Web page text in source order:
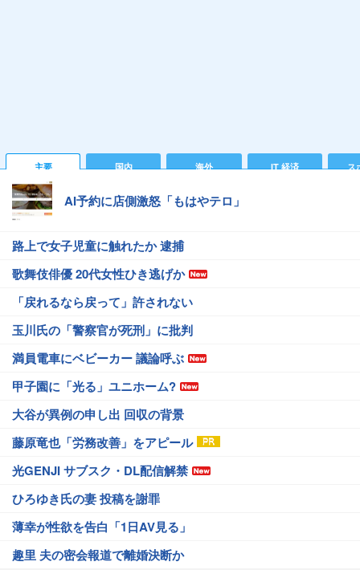
主要 国内 海外 IT 経済 ス
AI予約に店側激怒「もはやテロ」
路上で女子児童に触れたか 逮捕
歌舞伎俳優 20代女性ひき逃げか
「戻れるなら戻って」許されない
玉川氏の「警察官が死刑」に批判
満員電車にベビーカー 議論呼ぶ
甲子園に「光る」ユニホーム?
大谷が異例の申し出 回収の背景
藤原竜也「労務改善」をアピール
光GENJI サブスク・DL配信解禁
ひろゆき氏の妻 投稿を謝罪
薄幸が性欲を告白「1日AV見る」
趣里 夫の密会報道で離婚決断か